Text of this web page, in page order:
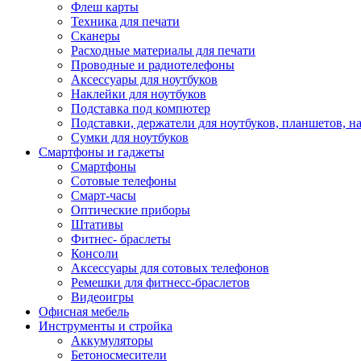
Флеш карты
Техника для печати
Сканеры
Расходные материалы для печати
Проводные и радиотелефоны
Аксессуары для ноутбуков
Наклейки для ноутбуков
Подставка под компютер
Подставки, держатели для ноутбуков, планшетов,
Сумки для ноутбуков
Смартфоны и гаджеты
Смартфоны
Сотовые телефоны
Смарт-часы
Оптические приборы
Штативы
Фитнес- браслеты
Консоли
Аксессуары для сотовых телефонов
Ремешки для фитнесс-браслетов
Видеоигры
Офисная мебель
Инструменты и стройка
Аккумуляторы
Бетоносмесители